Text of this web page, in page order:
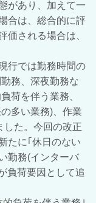
があり、加えて一
合は、総合的に評
価される場合は、
行では勤務時間の
務、深夜勤務な
荷を伴う業務、
多い業務)、作業
した。今回の改正
たに｢休日のない
勤務(インターバ
負荷要因として追